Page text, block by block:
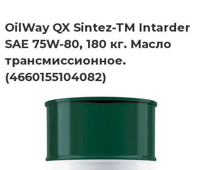
OilWay QX Sintez-TM Intarder
SAE 75W-80, 180 кг. Масло
трансмиссионное.
(4660155104082)